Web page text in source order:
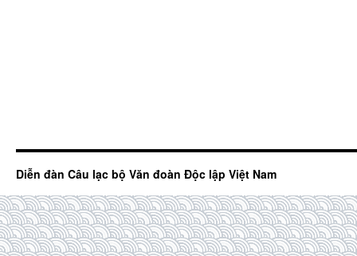
Diễn đàn Câu lạc bộ Văn đoàn Độc lập Việt Nam